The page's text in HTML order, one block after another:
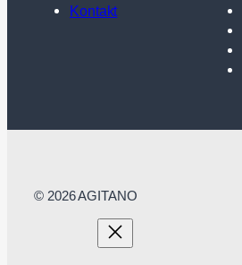
Kontakt
© 2026 AGITANO